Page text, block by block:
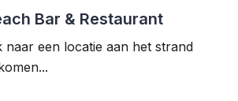
Bar & Restaurant
naar een locatie aan het strand